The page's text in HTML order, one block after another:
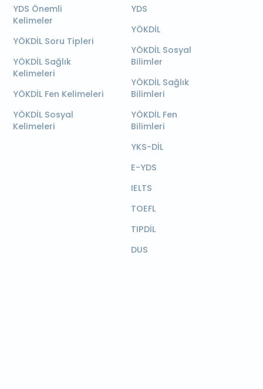
YDS Önemli
Kelimeler
YÖKDİL Soru Tipleri
YÖKDİL Sağlık
Kelimeleri
YÖKDİL Fen Kelimeleri
YÖKDİL Sosyal
Kelimeleri
YDS
YÖKDİL
YÖKDİL Sosyal
Bilimler
YÖKDİL Sağlık
Bilimleri
YÖKDİL Fen
Bilimleri
YKS-DİL
E-YDS
IELTS
TOEFL
TIPDİL
DUS